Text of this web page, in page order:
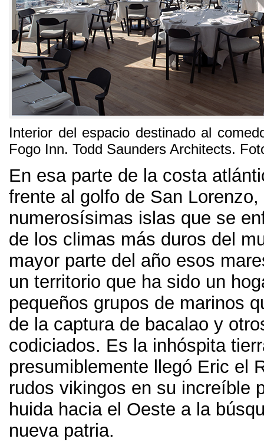
Interior del espacio destinado al
Fogo Inn. Todd Saunders Architects.
En esa parte de la costa
frente al golfo de San Lorenzo,
numerosísimas islas que se
de los climas más duros del
mayor parte del año esos
un territorio que ha sido un
pequeños grupos de marinos
de la captura de bacalao y
codiciados. Es la inhóspita
presumiblemente llegó Eric el
rudos vikingos en su increíble
huida hacia el Oeste a la
nueva patria.